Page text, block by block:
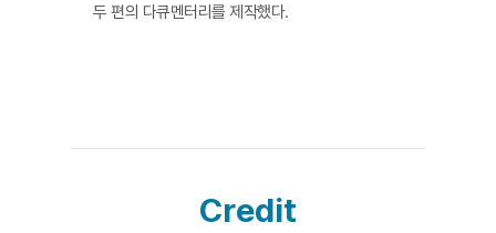
두 편의 다큐멘터리를 제작했다.
Credit